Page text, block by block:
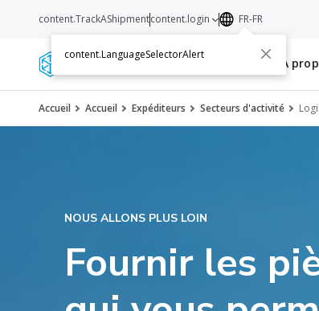
Services Ressources A
content.TrackAShipmentcontent.login FR-FR
content.LanguageSelectorAlert
Accueil Accueil Expéditeurs Secteurs d'activité
NOUS ALLONS PLUS LOIN
Fournir les